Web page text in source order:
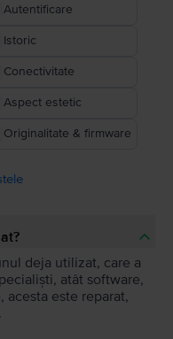
Autentificare
Istoric
Conectivitate
Aspect estetic
Originalitate & firmware
deja utilizat, care a
atât software,
acesta este reparat,